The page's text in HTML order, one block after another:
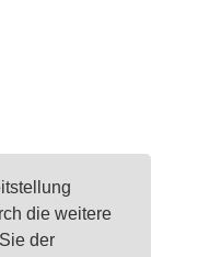
die weitere
der